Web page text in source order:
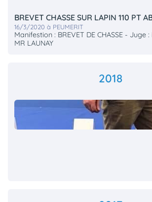
BREVET CHASSE SUR LAPIN 110 PT
16/3/2020 à PEUMERIT
Manifestion : BREVET DE CHASSE - Juge
MR LAUNAY
2018